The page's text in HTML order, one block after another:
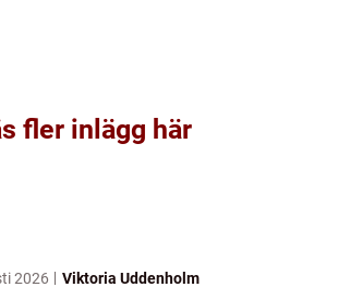
fler inlägg här
2026 Viktoria Uddenholm